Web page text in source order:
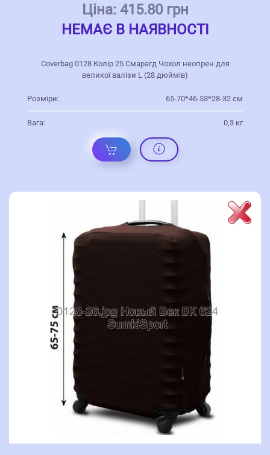
Ціна: 415.80 грн
НЕМАЄ В НАЯВНОСТІ
Coverbag 0128 Колір 25 Смарагд Чохол неопрен для
великої валізи L (28 дюймів)
Розміри: 65-70*46-53*28-32 см
Вага: 0,3 кг